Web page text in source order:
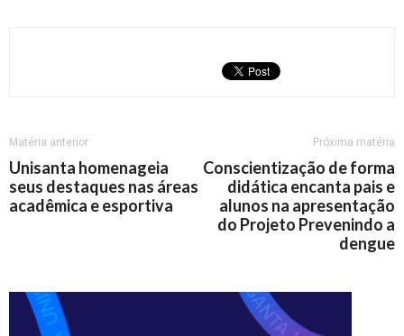
Matéria anterior
Unisanta homenageia
seus destaques nas áreas
acadêmica e esportiva
Próxima matéria
Conscientização de forma
didática encanta pais e
alunos na apresentação
do Projeto Prevenindo a
dengue